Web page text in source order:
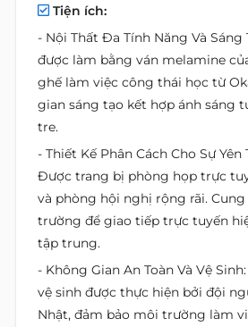
Tiện ích:
- Nội Thất Đa Tính Năng Và Sáng
được làm bằng ván melamine
ghế làm việc công thái học từ
gian sáng tạo kết hợp ánh sáng
tre.
- Thiết Kế Phân Cách Cho Sự Yên
Được trang bị phòng họp trực
và phòng hội nghị rộng rãi.
trường để giao tiếp trực tuyến
tập trung.
- Không Gian An Toàn Và Vệ
vệ sinh được thực hiện bởi đội
Nhật, đảm bảo môi trường làm